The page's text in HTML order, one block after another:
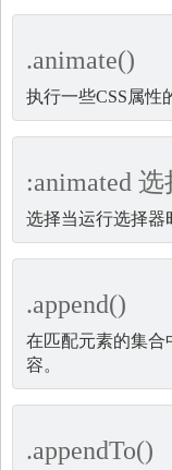
.animate()
执行一些CSS属性
:animated
选择当运行选择器
.append()
在匹配元素的集合
容。
.appendTo()